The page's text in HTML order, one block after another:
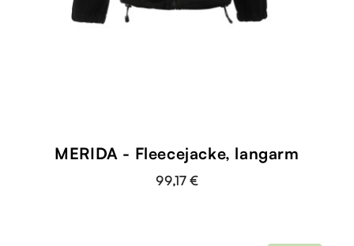
MERIDA - Fleecejacke, langarm
99,17 €